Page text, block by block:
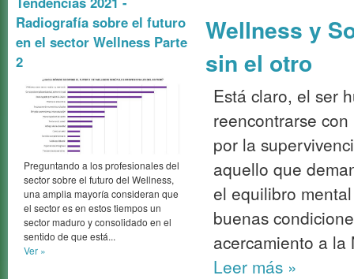
Radiografía sobre el futuro
en el sector Wellness Parte
2
Preguntando a los profesionales del
sector sobre el futuro del Wellness,
una amplia mayoría consideran que
el sector es en estos tiempos un
sector maduro y consolidado en el
sentido de que está...
Ver »
Wellness y
sin el otro
Está claro, el ser
reencontrarse
por la
aquello que
el equilibro
buenas
acercamiento a la
Leer más »